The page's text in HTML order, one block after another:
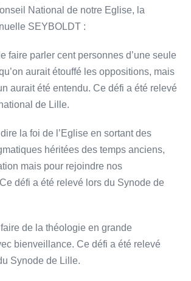
National de notre Eglise, la
SEYBOLDT :
faire parler cent personnes d’une seule
aurait étouffé les oppositions, mais
aurait été entendu. Ce défi a été relevé
de Lille.
la foi de l’Eglise en sortant des
héritées des temps anciens,
mais pour rejoindre nos
défi a été relevé lors du Synode de
faire de la théologie en grande
bienveillance. Ce défi a été relevé
Synode de Lille.